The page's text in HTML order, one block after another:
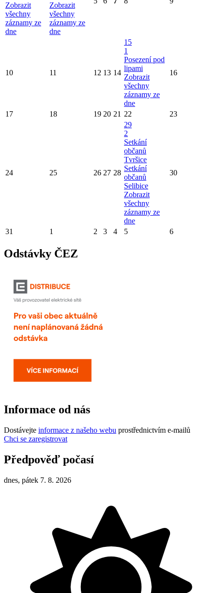
Zobrazit
všechny
záznamy ze
dne
Zobrazit
všechny
záznamy ze
dne
10 11 12 13 14
15
1
Posezení pod
lipami
Zobrazit
všechny
záznamy ze
dne
16
17 18 19 20 21 22 23
24 25 26 27 28
29
2
Setkání
občanů
Tvršice
Setkání
občanů
Selibice
Zobrazit
všechny
záznamy ze
dne
30
31 1 2 3 4 5 6
Odstávky ČEZ
Informace od nás
Dostávejte informace z našeho webu prostřednictvím e-mailů
Chci se zaregistrovat
Předpověď počasí
dnes, pátek 7. 8. 2026